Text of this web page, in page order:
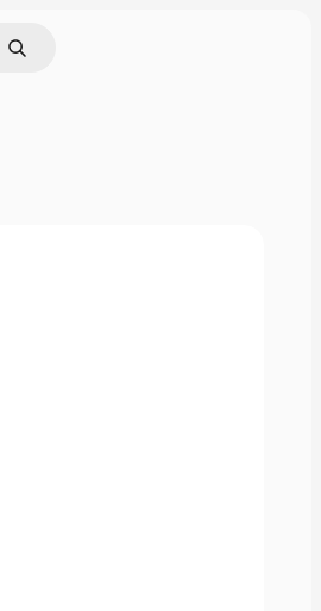
Bild suchen
Suchen